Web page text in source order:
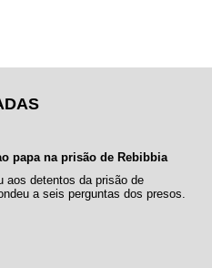
papa na prisão de Rebibbia
aos detentos da prisão de
a seis perguntas dos presos.